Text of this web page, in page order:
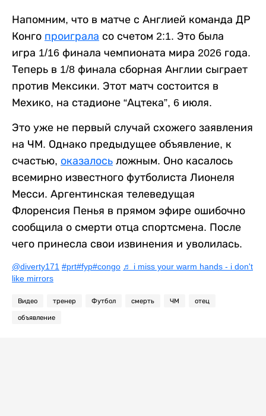
Напомним, что в матче с Англией команда ДР
Конго проиграла со счетом 2:1. Это была
игра 1/16 финала чемпионата мира 2026 года.
Теперь в 1/8 финала сборная Англии сыграет
против Мексики. Этот матч состоится в
Мехико, на стадионе “Ацтека”, 6 июля.
Это уже не первый случай схожего заявления
на ЧМ. Однако предыдущее объявление, к
счастью, оказалось ложным. Оно касалось
всемирно известного футболиста Лионеля
Месси. Аргентинская телеведущая
Флоренсия Пенья в прямом эфире ошибочно
сообщила о смерти отца спортсмена. После
чего принесла свои извинения и уволилась.
@diverty171 #prt#fyp#congo ♬ i miss your warm hands - i don't
like mirrors
Видео тренер Футбол смерть ЧМ отец
объявление